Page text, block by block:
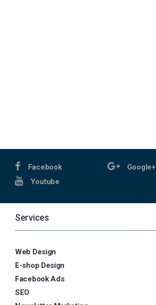
Facebook
Google+
Youtube
Services
Web Design
E-shop Design
Facebook Ads
SEO